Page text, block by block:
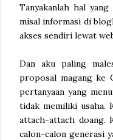
Tanyakanlah hal
misal informasi di
akses sendiri lewat
Dan aku paling
proposal magang ke
pertanyaan yang
tidak memiliki usaha.
attach-attach doang.
calon-calon generasi